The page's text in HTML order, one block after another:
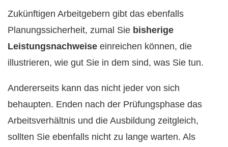
Zukünftigen Arbeitgebern gibt das ebenfalls
Planungssicherheit, zumal Sie bisherige
Leistungsnachweise einreichen können, die
illustrieren, wie gut Sie in dem sind, was Sie tun.
Andererseits kann das nicht jeder von sich
behaupten. Enden nach der Prüfungsphase das
Arbeitsverhältnis und die Ausbildung zeitgleich,
sollten Sie ebenfalls nicht zu lange warten. Als